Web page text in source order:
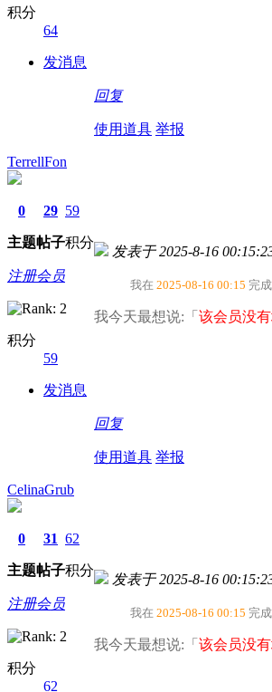
积分
64
发消息
回复
使用道具 举报
TerrellFon
0
主题
29
帖子
59
积分
注册会员
积分
59
发消息
发表于 2025-8-16
我在 2025-08-16 00:15 完
我今天最想说:「 该会员没
回复
使用道具 举报
CelinaGrub
0
主题
31
帖子
62
积分
注册会员
积分
62
发表于 2025-8-16
我在 2025-08-16 00:15 完
我今天最想说:「 该会员没